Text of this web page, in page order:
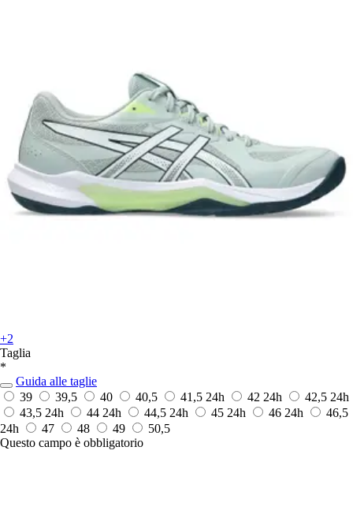
+2
Taglia
*
Guida alle taglie
39
39,5 40 40,5 41,5 24h 42 24h 42,5 24h
43,5 24h 44 24h 44,5 24h 45 24h 46 24h
46,5
24h
47 48 49
50,5
Questo campo è obbligatorio